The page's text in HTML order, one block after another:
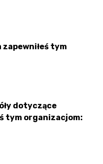
zapewniłeś tym
dotyczące
tym organizacjom: